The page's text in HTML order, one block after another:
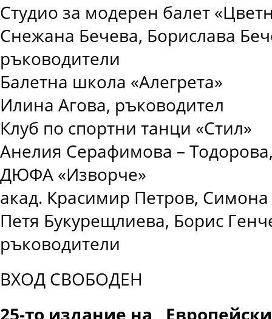
Студио за модерен балет
Снежана Бечева, Борислава
ръководители
Балетна школа «Алегрета»
Илина Агова, ръководител
Клуб по спортни танци «Стил»
Анелия Серафимова –
ДЮФА «Изворче»
акад. Красимир Петров,
Петя Букурещлиева, Борис
ръководители
ВХОД СВОБОДЕН
25-то издание на